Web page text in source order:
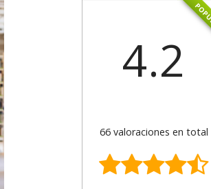
4.2
66 valoraciones en total